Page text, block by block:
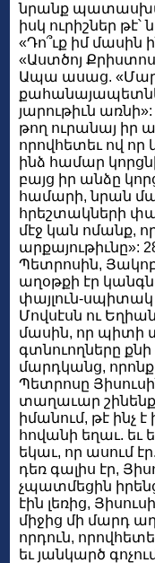
նրանք
իսկ ուրիշներ
«Դո՞ւք իմ
«Աստծոյ
Ապա ասաց.
յարութիւն
թող ուրանայ իր
որովհետեւ ով որ
ինձ համար
բայց իր անձը
համարի, նրան
հրեշտակների
մէջ կան ոմանք,
արքայութիւնը»:
Պետրոսին,
աղօթքի էր
փայլուն-
Մովսէսն ու
մասին, որ պիտի
գտնուողները
մարդկանց,
Պետրոսը
տաղաւար շինենք,
իմանում, թէ ինչ
հովանի եղաւ.
եկաւ, որ ասում
դեռ գալիս էր,
չպատմեցին
էին լեռից,
միջից մի մարդ
որդուն,
եւ յանկարծ